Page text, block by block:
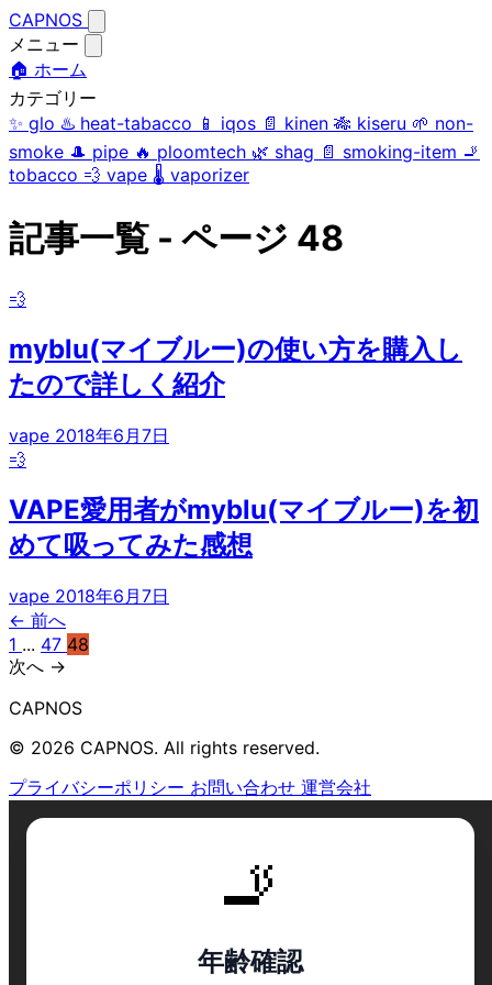
CAPNOS
メニュー
🏠 ホーム
カテゴリー
✨ glo ♨️ heat-tabacco 📱 iqos 📄 kinen 🎋 kiseru 🌱 non-
smoke 🎩 pipe 🔥 ploomtech 🌿 shag 📄 smoking-item 🚬
tobacco 💨 vape 🌡️ vaporizer
記事一覧 - ページ 48
💨
myblu(マイブルー)の使い方を購入し
たので詳しく紹介
vape 2018年6月7日
💨
VAPE愛用者がmyblu(マイブルー)を初
めて吸ってみた感想
vape 2018年6月7日
← 前へ
1 ... 47 48
次へ →
CAPNOS
© 2026 CAPNOS. All rights reserved.
プライバシーポリシー お問い合わせ 運営会社
🚬
年齢確認